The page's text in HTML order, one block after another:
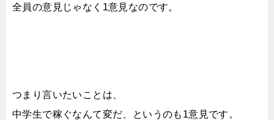
全員の意見じゃなく1意見なのです。
つまり言いたいことは、
中学生で稼ぐなんて変だ、というのも1意見です。